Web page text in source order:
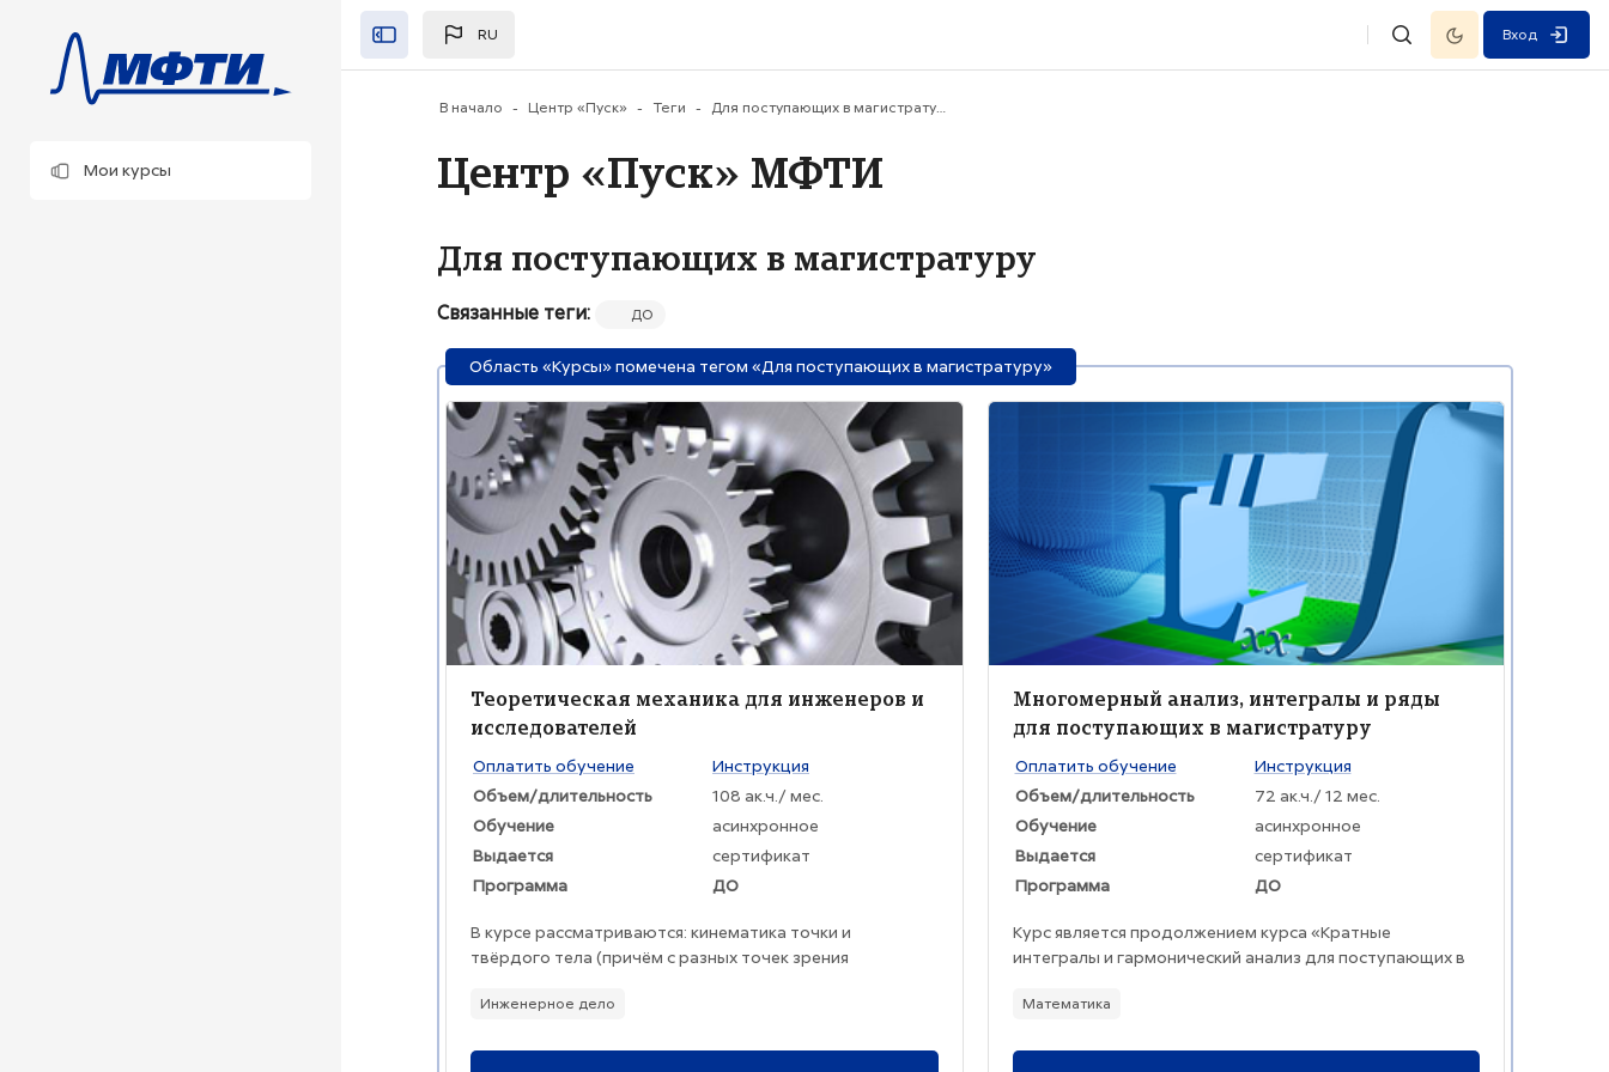
Перейти к основному содержанию
Мои курсы
Закрыть" RU Изменить данные
Темный режим
Вход
В начало Центр «Пуск» Теги Для поступающих в магистратуру
Центр «Пуск» МФТИ
Для поступающих в магистратуру
Связанные теги: ДО
Область «Курсы» помечена тегом «Для поступающих в магистратуру»
Изображение курса" Теоретическая механика для инженеров и исследователей
Изображение курса
Название курса
Теоретическая механика для инженеров и
исследователей
Текст краткого изложения курса:
Оплатить обучение
Инструкция
Объем/длительность
108 ак.ч./ мес.
Обучение
асинхронное
Выдается
сертификат
Программа
ДО
В курсе рассматриваются: кинематика точки и
твёрдого тела (причём с разных точек зрения
твердого тела), классические задачи динамики
элементы небесной механики, движение систем
Инженерное дело
Изображение курса" Многомерный анализ, интегралы и ряды для
Изображение курса
Название курса
Многомерный анализ, интегралы и ряды
для поступающих в магистратуру
Текст краткого изложения курса:
Оплатить обучение
Инструкция
Объем/длительность
72 ак.ч./ 12 мес.
Обучение
асинхронное
Выдается
сертификат
Программа
ДО
Курс является продолжением курса «Кратные
интегралы и гармонический анализ для поступающих в
анализа, который читают студентам МФТИ во втором
знания и навыки, необходимые для анализа и решения ...
Математика